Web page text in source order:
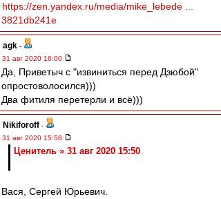
https://zen.yandex.ru/media/mike_lebede ...
3821db241e
agk -
31 авг 2020 16:00
Да, Приветыч с "извиниться перед Дзюбой"
опростоволосился)))
Два фитиля перетерли и всё)))
Nikiforoff -
31 авг 2020 15:58
Ценитель » 31 авг 2020 15:50
Вася, Сергей Юрьевич.